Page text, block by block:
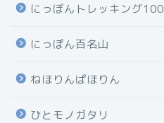
にっぽんトレッキング100
にっぽん百名山
ねほりんぱほりん
ひとモノガタリ